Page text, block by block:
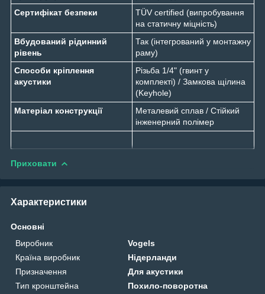
Сертифікат безпеки
TÜV certified (випробування
на статичну міцність)
Вбудований рідинний
рівень
Так (інтегрований у монтажну
раму)
Способи кріплення
акустики
Різьба 1/4" (гвинт у
комплекті) / Замкова щілина
(Keyhole)
Матеріал конструкції
Металевий сплав / Стійкий
інженерний полімер
Приховати
Характеристики
Основні
Виробник
Vogels
Країна виробник
Нідерланди
Призначення
Для акустики
Тип кронштейна
Похило-поворотна